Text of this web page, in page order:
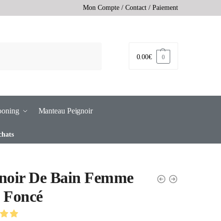
Mon Compte / Contact / Paiement
0.00€ 0
Manteau Peignoir
De Bain Femme